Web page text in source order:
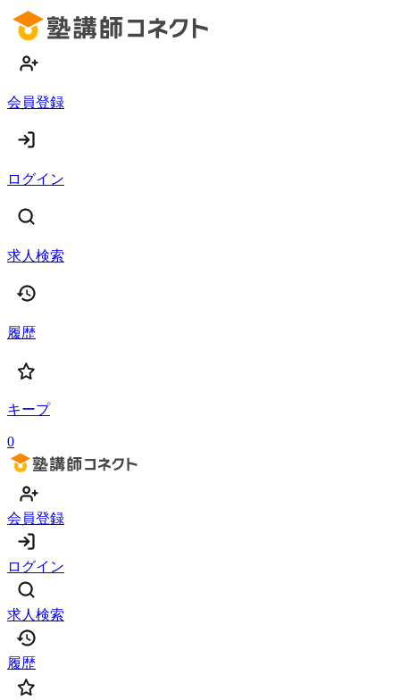
会員登録
ログイン
求人検索
履歴
キープ
0
会員登録
ログイン
求人検索
履歴